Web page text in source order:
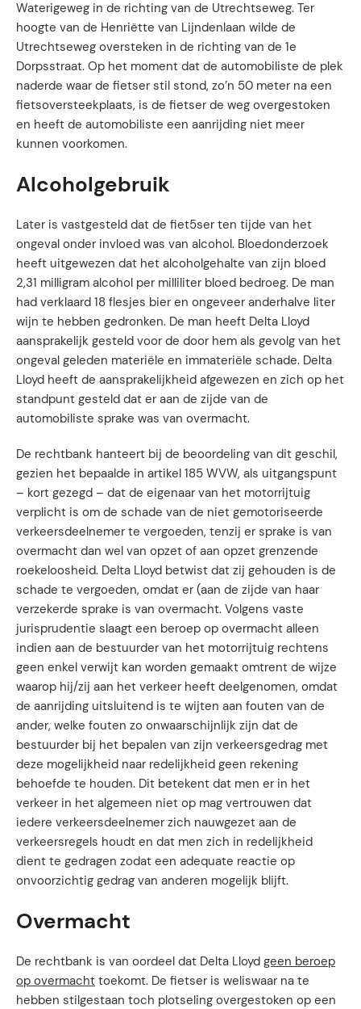
Waterigeweg in de richting van de Utrechtseweg. Ter
hoogte van de Henriëtte van Lijndenlaan wilde de
Utrechtseweg oversteken in de richting van de 1e
Dorpsstraat. Op het moment dat de automobiliste de plek
naderde waar de fietser stil stond, zo’n 50 meter na een
fietsoversteekplaats, is de fietser de weg overgestoken
en heeft de automobiliste een aanrijding niet meer
kunnen voorkomen.
Alcoholgebruik
Later is vastgesteld dat de fiet5ser ten tijde van het
ongeval onder invloed was van alcohol. Bloedonderzoek
heeft uitgewezen dat het alcoholgehalte van zijn bloed
2,31 milligram alcohol per milliliter bloed bedroeg. De man
had verklaard 18 flesjes bier en ongeveer anderhalve liter
wijn te hebben gedronken. De man heeft Delta Lloyd
aansprakelijk gesteld voor de door hem als gevolg van het
ongeval geleden materiële en immateriële schade. Delta
Lloyd heeft de aansprakelijkheid afgewezen en zich op het
standpunt gesteld dat er aan de zijde van de
automobiliste sprake was van overmacht.
De rechtbank hanteert bij de beoordeling van dit geschil,
gezien het bepaalde in artikel 185 WVW, als uitgangspunt
– kort gezegd – dat de eigenaar van het motorrijtuig
verplicht is om de schade van de niet gemotoriseerde
verkeersdeelnemer te vergoeden, tenzij er sprake is van
overmacht dan wel van opzet of aan opzet grenzende
roekeloosheid. Delta Lloyd betwist dat zij gehouden is de
schade te vergoeden, omdat er (aan de zijde van haar
verzekerde sprake is van overmacht. Volgens vaste
jurisprudentie slaagt een beroep op overmacht alleen
indien aan de bestuurder van het motorrijtuig rechtens
geen enkel verwijt kan worden gemaakt omtrent de wijze
waarop hij/zij aan het verkeer heeft deelgenomen, omdat
de aanrijding uitsluitend is te wijten aan fouten van de
ander, welke fouten zo onwaarschijnlijk zijn dat de
bestuurder bij het bepalen van zijn verkeersgedrag met
deze mogelijkheid naar redelijkheid geen rekening
behoefde te houden. Dit betekent dat men er in het
verkeer in het algemeen niet op mag vertrouwen dat
iedere verkeersdeelnemer zich nauwgezet aan de
verkeersregels houdt en dat men zich in redelijkheid
dient te gedragen zodat een adequate reactie op
onvoorzichtig gedrag van anderen mogelijk blijft.
Overmacht
De rechtbank is van oordeel dat Delta Lloyd geen beroep
op overmacht toekomt. De fietser is weliswaar na te
hebben stilgestaan toch plotseling overgestoken op een